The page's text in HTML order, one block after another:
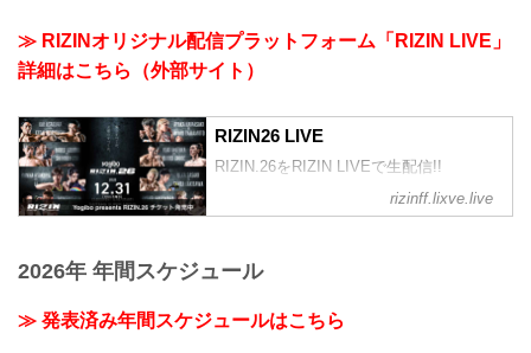
≫ RIZINオリジナル配信プラットフォーム「RIZIN LIVE」
詳細はこちら（外部サイト）
RIZIN26 LIVE
RIZIN.26をRIZIN LIVEで生配信!!
rizinff.lixve.live
2026年 年間スケジュール
≫ 発表済み年間スケジュールはこちら